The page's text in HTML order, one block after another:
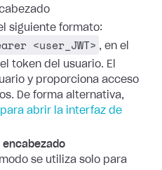
siguiente formato:
<user_JWT> , en el
token del usuario. El
y proporciona acceso
De forma alternativa,
abrir la interfaz de
encabezado
se utiliza solo para